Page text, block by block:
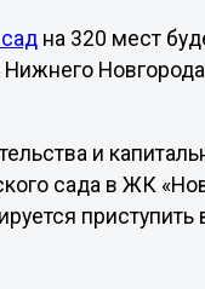
на 320 мест
и
сада в ЖК
приступить